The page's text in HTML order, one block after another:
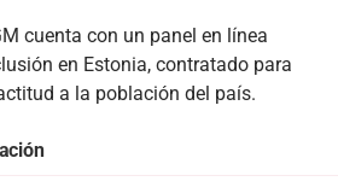
cuenta con un panel en línea
en Estonia, contratado para
a la población del país.